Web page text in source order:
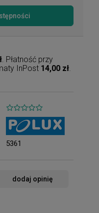
. Płatność przy
InPost 14,00 zł
5361
dodaj opinię